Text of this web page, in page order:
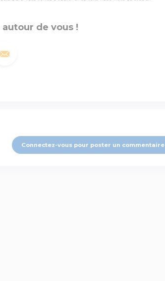
de vous !
Connectez-vous pour poster un commentaire